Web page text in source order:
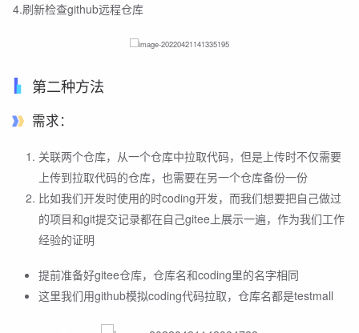
​ 4.刷新检查github远程仓库
第二种方法
需求：
关联两个仓库，从一个仓库中拉取代码，但是上传时不仅需要
上传到拉取代码的仓库，也需要在另一个仓库备份一份
比如我们开发时使用的时coding开发，而我们想要把自己做过
的项目和git提交记录都在自己gitee上展示一遍，作为我们工作
经验的证明
提前准备好gitee仓库，仓库名和coding里的名字相同
这里我们用github模拟coding代码拉取，仓库名都是testmall